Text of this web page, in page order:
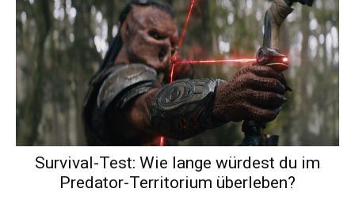
Survival-Test: Wie lange würdest du im
Predator-Territorium überleben?